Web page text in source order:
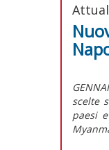
scelte
paesi